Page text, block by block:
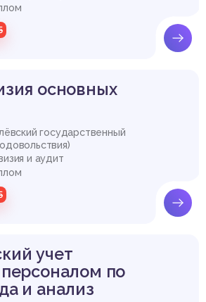
основных
государственный
и аудит
учет
персоналом по
и анализ